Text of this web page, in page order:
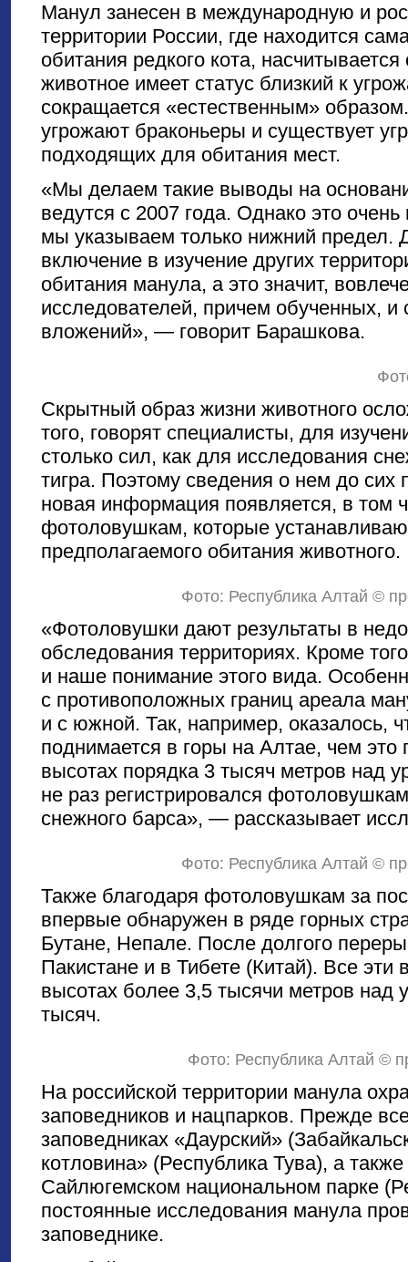
Манул занесен в международную и
территории России, где находится
обитания редкого кота,
животное имеет статус близкий к
сокращается «естественным»
угрожают браконьеры и существует
подходящих для обитания мест.
«Мы делаем такие выводы на
ведутся с 2007 года. Однако это
мы указываем только нижний предел.
включение в изучение других
обитания манула, а это значит,
исследователей, причем обученных,
вложений», — говорит Барашкова.
Скрытный образ жизни животного
того, говорят специалисты, для
столько сил, как для исследования
тигра. Поэтому сведения о нем до
новая информация появляется, в том
фотоловушкам, которые
предполагаемого обитания животного.
Фото: Республика Алтай ©
«Фотоловушки дают результаты в
обследования территориях. Кроме
и наше понимание этого вида.
с противоположных границ ареала
и с южной. Так, например, оказалось,
поднимается в горы на Алтае, чем это
высотах порядка 3 тысяч метров над
не раз регистрировался
снежного барса», — рассказывает
Фото: Республика Алтай ©
Также благодаря фотоловушкам за
впервые обнаружен в ряде горных
Бутане, Непале. После долгого
Пакистане и в Тибете (Китай). Все эти
высотах более 3,5 тысячи метров над
тысяч.
Фото: Республика Алтай ©
На российской территории манула
заповедников и нацпарков. Прежде
заповедниках «Даурский»
котловина» (Республика Тува), а
Сайлюгемском национальном парке
постоянные исследования манула
заповеднике.